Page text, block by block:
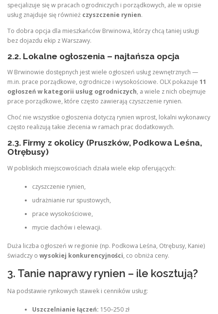
specjalizuje się w pracach ogrodniczych i porządkowych, ale w opisie
usług znajduje się również czyszczenie rynien.
To dobra opcja dla mieszkańców Brwinowa, którzy chcą taniej usługi
bez dojazdu ekip z Warszawy.
2.2. Lokalne ogłoszenia – najtańsza opcja
W Brwinowie dostępnych jest wiele ogłoszeń usług zewnętrznych —
m.in. prace porządkowe, ogrodnicze i wysokościowe. OLX pokazuje 11
ogłoszeń w kategorii usług ogrodniczych, a wiele z nich obejmuje
prace porządkowe, które często zawierają czyszczenie rynien.
Choć nie wszystkie ogłoszenia dotyczą rynien wprost, lokalni wykonawcy
często realizują takie zlecenia w ramach prac dodatkowych.
2.3. Firmy z okolicy (Pruszków, Podkowa Leśna,
Otrębusy)
W pobliskich miejscowościach działa wiele ekip oferujących:
czyszczenie rynien,
udrażnianie rur spustowych,
prace wysokościowe,
mycie dachów i elewacji.
Duża liczba ogłoszeń w regionie (np. Podkowa Leśna, Otrębusy, Kanie)
świadczy o wysokiej konkurencyjności, co obniża ceny.
3. Tanie naprawy rynien – ile kosztują?
Na podstawie rynkowych stawek i cenników usług:
Uszczelnianie łączeń: 150–250 zł